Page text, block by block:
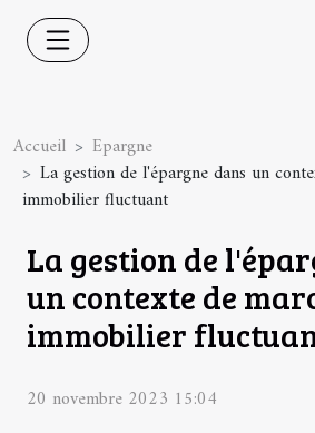
Accueil
Epargne
La gestion de l'épargne dans un
immobilier fluctuant
La gestion de
un contexte de
immobilier
20 novembre 2023 15:04